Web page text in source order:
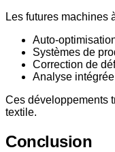
Les futures machines
Auto-
Systèmes de
Correction de
Analyse
Ces développements
textile.
Conclusion